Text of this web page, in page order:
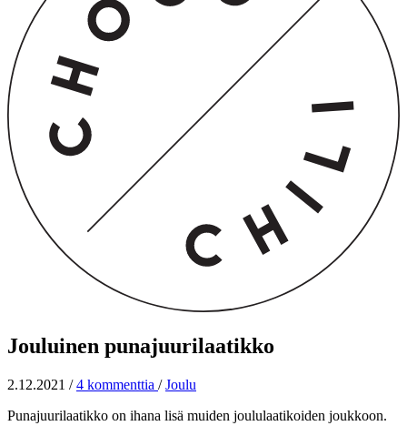
Jouluinen punajuurilaatikko
2.12.2021 / 4 kommenttia / Joulu
Punajuurilaatikko on ihana lisä muiden joululaatikoiden joukkoon.